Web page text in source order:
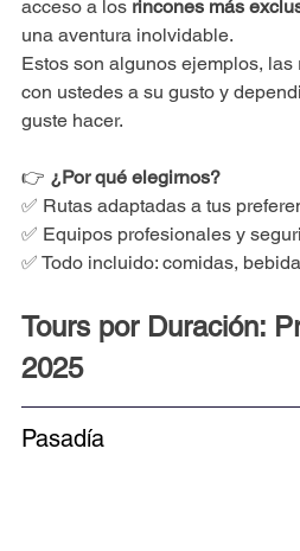
acceso a los rincones más
una aventura inolvidable.
Estos son algunos ejemplos,
con ustedes a su gusto y
guste hacer.
👉 ¿Por qué elegirnos?
✅ Rutas adaptadas a tus
✅ Equipos profesionales y
✅ Todo incluido: comidas,
Tours por Duración:
2025
Pasadía